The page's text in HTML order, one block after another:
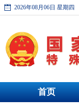
2026年08月06日 星期四
首页